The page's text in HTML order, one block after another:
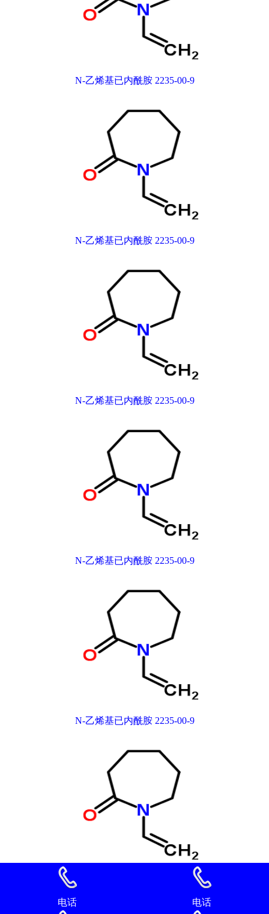
N-乙烯基已内酰胺 2235-00-9
N-乙烯基已内酰胺 2235-00-9
N-乙烯基已内酰胺 2235-00-9
N-乙烯基已内酰胺 2235-00-9
N-乙烯基已内酰胺 2235-00-9
N-乙烯基已内酰胺 2235-00-9
电话 电话